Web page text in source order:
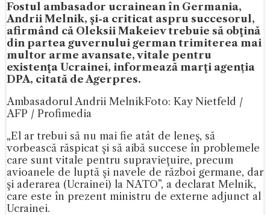
Fostul ambasador ucrainean în Germania,
Andrii Melnik, şi-a criticat aspru succesorul,
afirmând că Oleksii Makeiev trebuie să obţină
din partea guvernului german trimiterea mai
multor arme avansate, vitale pentru
existenţa Ucrainei, informează marţi agenția
DPA, citată de Agerpres.
Ambasadorul Andrii MelnikFoto: Kay Nietfeld /
AFP / Profimedia
„El ar trebui să nu mai fie atât de leneş, să
vorbească răspicat şi să aibă succese în problemele
care sunt vitale pentru supravieţuire, precum
avioanele de luptă şi navele de război germane, dar
şi aderarea (Ucrainei) la NATO”, a declarat Melnik,
care este în prezent ministru de externe adjunct al
Ucrainei.